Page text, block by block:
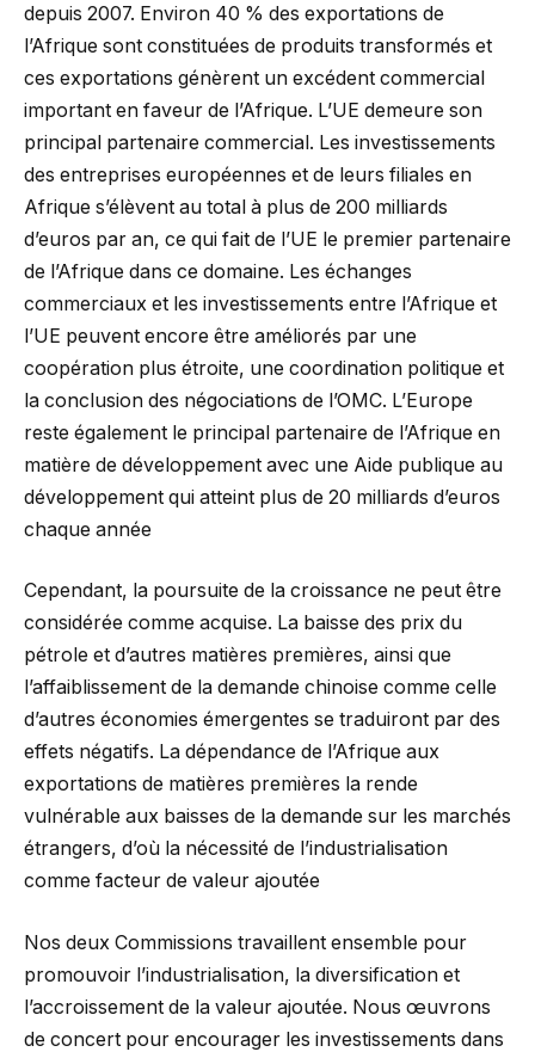
depuis 2007. Environ 40 % des exportations de
l’Afrique sont constituées de produits transformés et
ces exportations génèrent un excédent commercial
important en faveur de l’Afrique. L’UE demeure son
principal partenaire commercial. Les investissements
des entreprises européennes et de leurs filiales en
Afrique s’élèvent au total à plus de 200 milliards
d’euros par an, ce qui fait de l’UE le premier partenaire
de l’Afrique dans ce domaine. Les échanges
commerciaux et les investissements entre l’Afrique et
l’UE peuvent encore être améliorés par une
coopération plus étroite, une coordination politique et
la conclusion des négociations de l’OMC. L’Europe
reste également le principal partenaire de l’Afrique en
matière de développement avec une Aide publique au
développement qui atteint plus de 20 milliards d’euros
chaque année
Cependant, la poursuite de la croissance ne peut être
considérée comme acquise. La baisse des prix du
pétrole et d’autres matières premières, ainsi que
l’affaiblissement de la demande chinoise comme celle
d’autres économies émergentes se traduiront par des
effets négatifs. La dépendance de l’Afrique aux
exportations de matières premières la rende
vulnérable aux baisses de la demande sur les marchés
étrangers, d’où la nécessité de l’industrialisation
comme facteur de valeur ajoutée
Nos deux Commissions travaillent ensemble pour
promouvoir l’industrialisation, la diversification et
l’accroissement de la valeur ajoutée. Nous œuvrons
de concert pour encourager les investissements dans